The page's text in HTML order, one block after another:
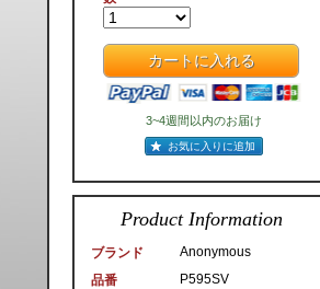
カートに入れる
3~4週間以内のお届け
お気に入りに追加
Product Information
ブランド
Anonymous
品番
P595SV